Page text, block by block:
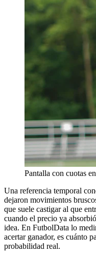
Pantalla con cuotas
Una referencia temporal
dejaron movimientos
que suele castigar al que
cuando el precio ya
idea. En FutbolData lo
acertar ganador, es cuánto
probabilidad real.